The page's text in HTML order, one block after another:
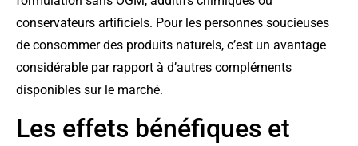
conservateurs artificiels. Pour les personnes soucieuses
de consommer des produits naturels, c’est un avantage
considérable par rapport à d’autres compléments
disponibles sur le marché.
Les effets bénéfiques et